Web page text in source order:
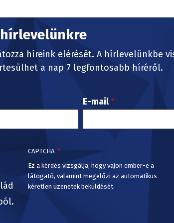
híreink elérését. A hírlevelünkbe
a nap 7 legfontosabb híréről.
E-mail
CAPTCHA
Ez a kérdés vizsgálja, hogy vajon ember-e a
látogató, valamint megelőzi az automatikus
kéretlen üzenetek beküldését.